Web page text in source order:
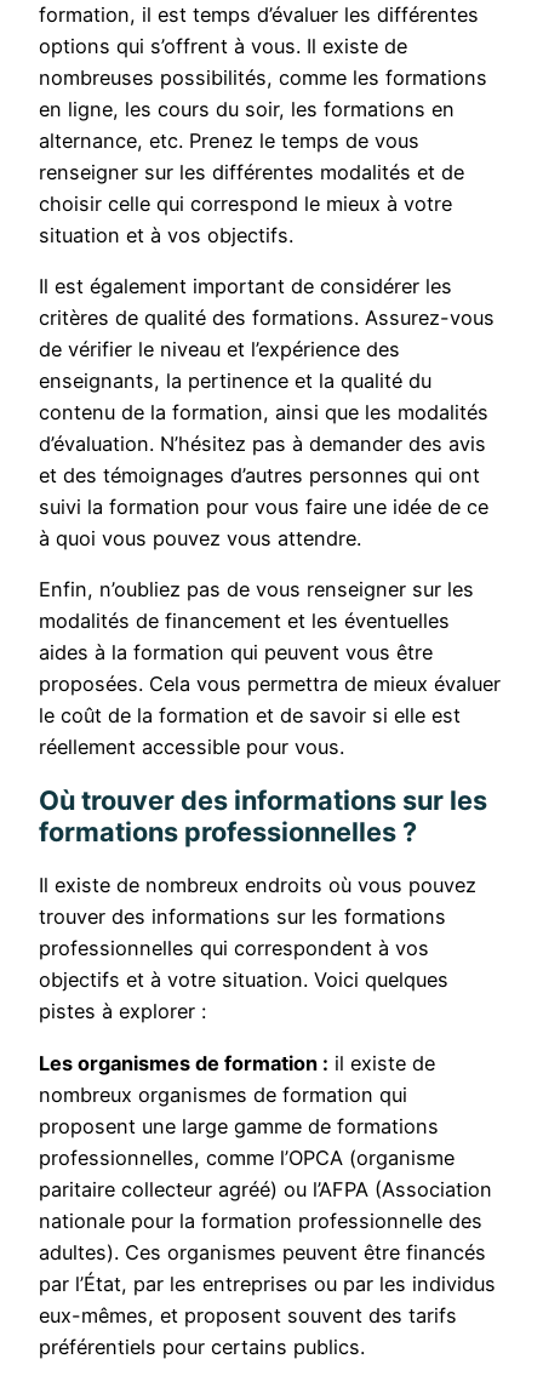
formation, il est temps d’évaluer les différentes
options qui s’offrent à vous. Il existe de
nombreuses possibilités, comme les formations
en ligne, les cours du soir, les formations en
alternance, etc. Prenez le temps de vous
renseigner sur les différentes modalités et de
choisir celle qui correspond le mieux à votre
situation et à vos objectifs.
Il est également important de considérer les
critères de qualité des formations. Assurez-vous
de vérifier le niveau et l’expérience des
enseignants, la pertinence et la qualité du
contenu de la formation, ainsi que les modalités
d’évaluation. N’hésitez pas à demander des avis
et des témoignages d’autres personnes qui ont
suivi la formation pour vous faire une idée de ce
à quoi vous pouvez vous attendre.
Enfin, n’oubliez pas de vous renseigner sur les
modalités de financement et les éventuelles
aides à la formation qui peuvent vous être
proposées. Cela vous permettra de mieux évaluer
le coût de la formation et de savoir si elle est
réellement accessible pour vous.
Où trouver des informations sur les
formations professionnelles ?
Il existe de nombreux endroits où vous pouvez
trouver des informations sur les formations
professionnelles qui correspondent à vos
objectifs et à votre situation. Voici quelques
pistes à explorer :
Les organismes de formation : il existe de
nombreux organismes de formation qui
proposent une large gamme de formations
professionnelles, comme l’OPCA (organisme
paritaire collecteur agréé) ou l’AFPA (Association
nationale pour la formation professionnelle des
adultes). Ces organismes peuvent être financés
par l’État, par les entreprises ou par les individus
eux-mêmes, et proposent souvent des tarifs
préférentiels pour certains publics.